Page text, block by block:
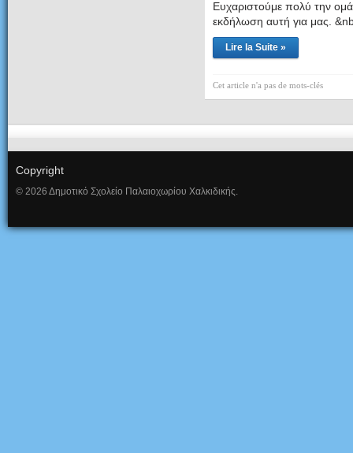
Ευχαριστούμε πολύ την
εκδήλωση αυτή για μας.
Lire la Suite »
Cet article n'a pas de mots-clés
Copyright
© 2026 Δημοτικό Σχολείο Παλαιοχωρίου Χαλκιδικής.